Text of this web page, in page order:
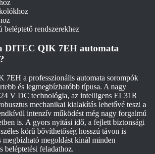
beléptető rendszerekhez
DITEC QIK 7EH automata
7EH a professzionális automata sorompók
és legmegbízhatóbb típusa. A nagy
V DC technológia, az intelligens EL31R
mechanikai kialakítás lehetővé teszi a
intenzív működést még nagy forgalmú
is. A gyors nyitási idő, a fejlett biztonsági
körű bővíthetőség hosszú távon is
megbízható megoldást kínál minden
beléptetési feladathoz.